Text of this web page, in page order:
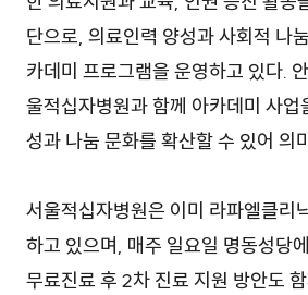
단으로, 의료인력 양성과 사회적 나
카데미 프로그램을 운영하고 있다.
울적십자병원과 함께 아카데미 사업
성과 나눔 문화를 확산할 수 있어 의
서울적십자병원은 이미 라파엘클리
하고 있으며, 매주 일요일 명동성당
무료진료 후 2차 진료 지원 방안도